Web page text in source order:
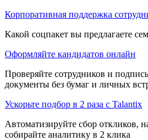
Корпоративная поддержка
Какой соцпакет вы предлагаете
Оформляйте кандидатов онлайн
Проверяйте сотрудников и
документы без бумаг и личных
Ускорьте подбор в 2 раза с Talantix
Автоматизируйте сбор откликов,
собирайте аналитику в 2 клика